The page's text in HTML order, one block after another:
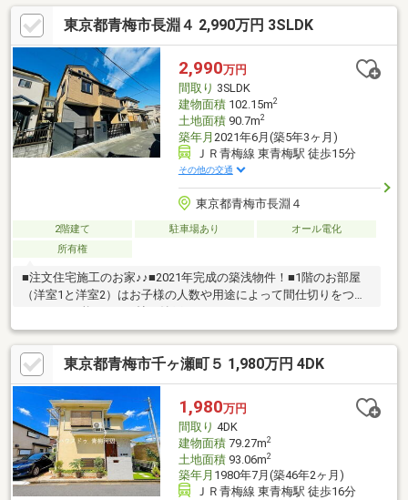
あるがございます。ぜひ現地をご見学ください。 担当スタッフ
がご案内いたします。
東京都青梅市長淵４ 2,990万円 3SLDK
2,990万円
間取り 3SLDK
建物面積102.15m2
土地面積90.7m2
築年月 2021年6月(築5年3ヶ月)
ＪＲ青梅線 東青梅駅 徒歩15分
その他の交通
東京都青梅市長淵４
2階建て 駐車場あり
オール電化
所有権
■注文住宅施工のお家♪♪■2021年完成の築浅物件！■1階のお部屋
（洋室1と洋室2）はお子様の人数や用途によって間仕切りをつく
ることも可能です■６帖の納戸やウォークインクローゼット・シ
ューズインクローゼットなど豊富な収納■使い方いろいろ♪約15帖
と広い小屋裏収納■屋根付きカースペース1台（車種による 現地
をご確認ください）雨の日に便利ですオール電化住宅■用途地
域：近隣商業地域 建ぺい率80％ 容積率３００％■私道持分あ
東京都青梅市千ヶ瀬町５ 1,980万円 4DK
1,980万円
間取り 4DK
建物面積79.27m2
土地面積93.06m2
築年月 1980年7月(築46年2ヶ月)
ＪＲ青梅線 東青梅駅 徒歩16分